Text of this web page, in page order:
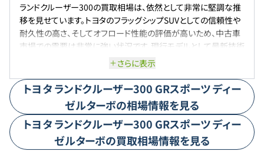
ランドクルーザー300の買取相場は、依然として非常に堅調な推
移を見せています。トヨタのフラッグシップSUVとしての信頼性や
耐久性の高さ、そしてオフロード性能の評価が高いため、中古車
市場での需要は非常に強い状況です。現行モデルとして最新技術
を搭載しつつも、ランドクルーザーならではの頑強さを保っている
点が、幅広い層からの支持につながっています。また、SUV全体の
人気が引き続き高まっていることも相場を支える要因です。特に
上位グレードや装備が充実したモデルは高値を維持しやすく、状
態の良い車両は査定で好評価を受ける傾向にあります。ただし、
新車の供給状況や中古車市場全体の動向によって変動はあり得
るため、今後も安定したリセールバリューが続くかどうかは注視
が必要です。総じてランドクルーザー300は、長期間にわたり中古
さらに表示
トヨタランドクルーザー300 GRスポーツ ディー
ゼルターボの相場情報を見る
トヨタランドクルーザー300 GRスポーツ ディー
ゼルターボの買取相場情報を見る